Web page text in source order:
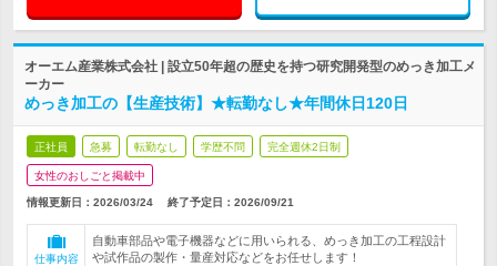
オーエム産業株式会社 | 設立50年超の歴史を持つ研究開発型のめっき加工メ
ーカー
めっき加工の【生産技術】★転勤なし★年間休日120日
正社員 急募 転勤なし 学歴不問 完全週休2日制
女性のおしごと掲載中
情報更新日：2026/03/24 終了予定日： 2026/09/21
仕事内容
自動車部品や電子機器などに用いられる、めっき加工の工程設計
や試作品の製作・量産対応などをお任せします！